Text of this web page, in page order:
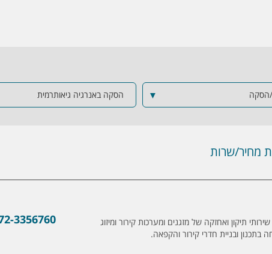
הסקה ▼ הסקה באנרגיה גיאותרמית
מחיר/שרות
3356760
תיקון ואחזקה של מזגנים ומערכות קירור ומיזוג
ובניית חדרי קירור והקפאה.